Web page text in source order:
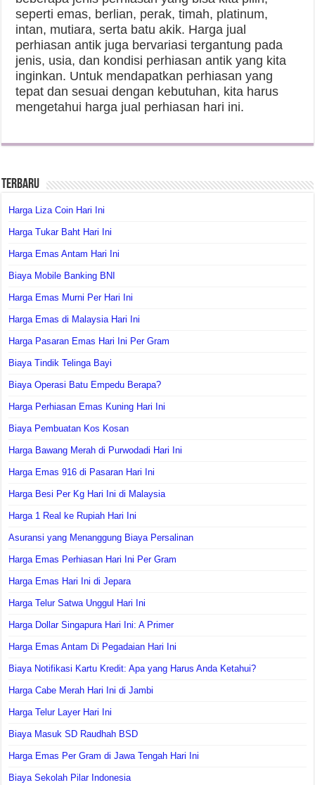
seperti emas, berlian, perak, timah, platinum,
intan, mutiara, serta batu akik. Harga jual
perhiasan antik juga bervariasi tergantung pada
jenis, usia, dan kondisi perhiasan antik yang kita
inginkan. Untuk mendapatkan perhiasan yang
tepat dan sesuai dengan kebutuhan, kita harus
mengetahui harga jual perhiasan hari ini.
Terbaru
Harga Liza Coin Hari Ini
Harga Tukar Baht Hari Ini
Harga Emas Antam Hari Ini
Biaya Mobile Banking BNI
Harga Emas Murni Per Hari Ini
Harga Emas di Malaysia Hari Ini
Harga Pasaran Emas Hari Ini Per Gram
Biaya Tindik Telinga Bayi
Biaya Operasi Batu Empedu Berapa?
Harga Perhiasan Emas Kuning Hari Ini
Biaya Pembuatan Kos Kosan
Harga Bawang Merah di Purwodadi Hari Ini
Harga Emas 916 di Pasaran Hari Ini
Harga Besi Per Kg Hari Ini di Malaysia
Harga 1 Real ke Rupiah Hari Ini
Asuransi yang Menanggung Biaya Persalinan
Harga Emas Perhiasan Hari Ini Per Gram
Harga Emas Hari Ini di Jepara
Harga Telur Satwa Unggul Hari Ini
Harga Dollar Singapura Hari Ini: A Primer
Harga Emas Antam Di Pegadaian Hari Ini
Biaya Notifikasi Kartu Kredit: Apa yang Harus Anda Ketahui?
Harga Cabe Merah Hari Ini di Jambi
Harga Telur Layer Hari Ini
Biaya Masuk SD Raudhah BSD
Harga Emas Per Gram di Jawa Tengah Hari Ini
Biaya Sekolah Pilar Indonesia